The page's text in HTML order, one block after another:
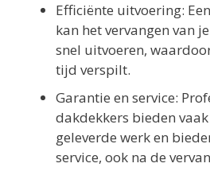
Efficiënte uitvoering:
kan het vervangen van
snel uitvoeren,
tijd verspilt.
Garantie en service:
dakdekkers bieden
geleverde werk en
service, ook na de